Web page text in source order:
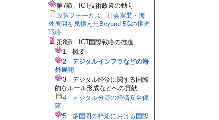
第7節 ICT技術政策の動向
政策フォーカス 社会実装・海
外展開を見据えたBeyond 5Gの推進
戦略
第8節 ICT国際戦略の推進
1 概要
2 デジタルインフラなどの海
外展開
3 デジタル経済に関する国際
的なルール形成などへの貢献
4 デジタル分野の経済安全保
障
5 多国間の枠組における国際